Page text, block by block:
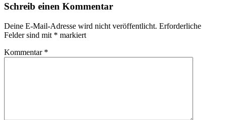
Schreib einen Kommentar
Deine E-Mail-Adresse wird nicht veröffentlicht. Erforderliche
Felder sind mit * markiert
Kommentar *